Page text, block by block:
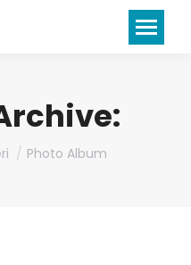
Photo Album